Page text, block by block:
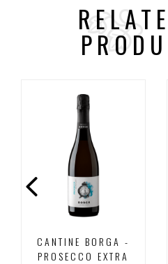
CANTINE BORGA -
PROSECCO EXTRA